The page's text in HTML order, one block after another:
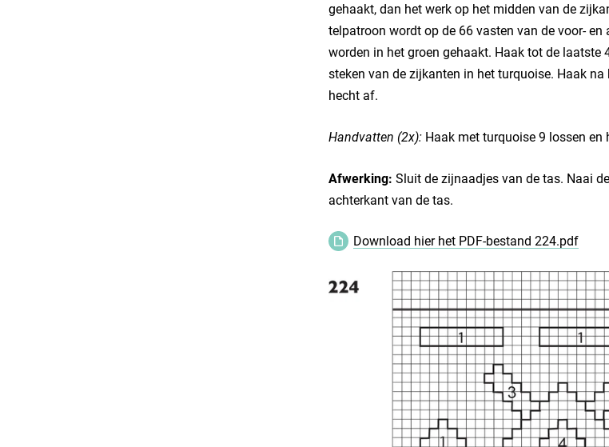
gehaakt, dan het werk op het midden van de
telpatroon wordt op de 66 vasten van de voor-
worden in het groen gehaakt. Haak tot de laatste
steken van de zijkanten in het turquoise. Haak
hecht af.
Handvatten (2x):Haak met turquoise 9 lossen en
Afwerking: Sluit de zijnaadjes van de tas. Naai
achterkant van de tas.
Download hier het PDF-bestand 224.pdf